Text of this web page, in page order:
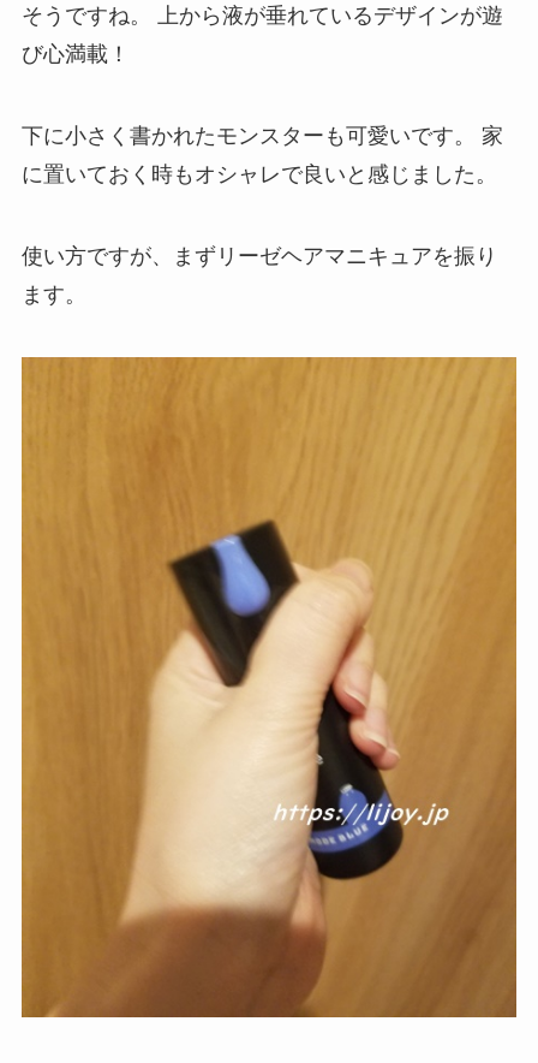
そうですね。
上から液が垂れているデザインが遊
び心満載！
下に小さく書かれたモンスターも可愛いです。
家
に置いておく時もオシャレで良いと感じました。
使い方ですが、まずリーゼヘアマニキュアを振り
ます。